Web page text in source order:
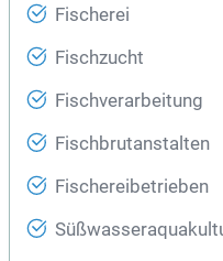
Fischerei
Fischzucht
Fischverarbeitung
Fischbrutanstalten
Fischereibetrieben